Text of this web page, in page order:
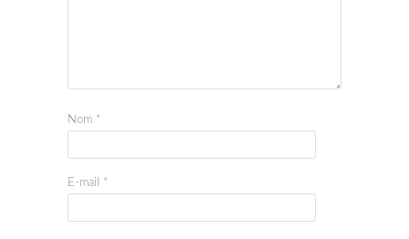
Nom *
E-mail *